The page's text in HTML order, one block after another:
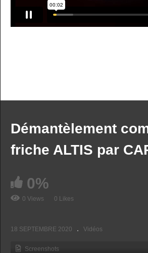
Démantèlement
friche ALTIS par
0%
0 Views 0 Likes
18 SEPTEMBRE 2020 Vidéos
Screenshots